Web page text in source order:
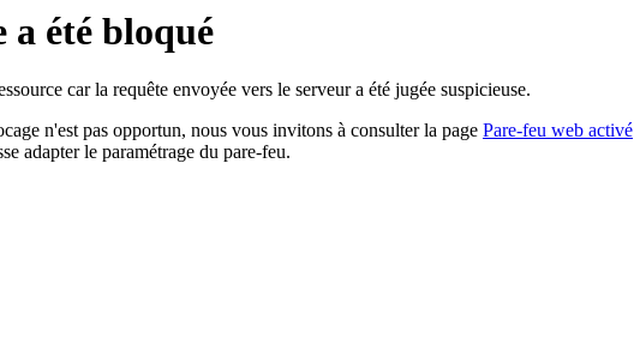
a été bloqué
car la requête envoyée vers le serveur a été jugée suspicieuse.
n'est pas opportun, nous vous invitons à consulter la page Pare-feu web activé
adapter le paramétrage du pare-feu.